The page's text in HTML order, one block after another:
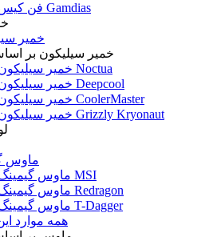
فن کیس Gamdias
خمیر
خمیر سیلیکون بر
خمیر سیلیکون Noctua
خمیر سیلیکون Deepcool
خمیر سیلیکون CoolerMaster
خمیر سیلیکون Grizzly Kryonaut
ماوس
ماوس گیمینگ MSI
ماوس گیمینگ Redragon
ماوس گیمینگ T-Dagger
همه موارد